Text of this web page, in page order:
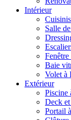
Intérieur
Salle
Baie
Volet à
Extérieur
Piscine
Deck et
Portail